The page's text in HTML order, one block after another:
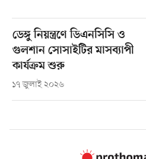
ডেঙ্গু নিয়ন্ত্রণে ডিএনসিসি ও
গুলশান সোসাইটির মাসব্যাপী
কার্যক্রম শুরু
১৭ জুলাই ২০২৬